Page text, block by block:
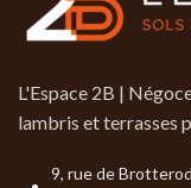
L'Espace 2B |
lambris et terrasses
9, rue de